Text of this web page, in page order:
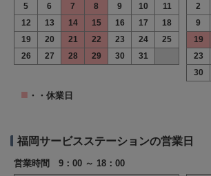
5
6 7 8 9 10
11
12
13 14 15 16 17
18
19
20 21 22 23 24
25
26
27 28 29 30 31
2
9
19
23
30
■ ・・休業日
福岡サービスステーションの営業日
営業時間 9：00 ～ 18：00